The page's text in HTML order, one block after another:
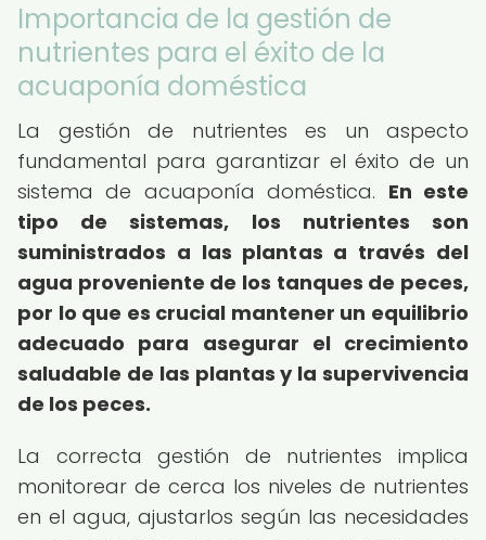
Importancia de la gestión de
nutrientes para el éxito de la
acuaponía doméstica
La gestión de nutrientes es un aspecto
fundamental para garantizar el éxito de un
sistema de acuaponía doméstica. En este
tipo de sistemas, los nutrientes son
suministrados a las plantas a través del
agua proveniente de los tanques de peces,
por lo que es crucial mantener un equilibrio
adecuado para asegurar el crecimiento
saludable de las plantas y la supervivencia
de los peces.
La correcta gestión de nutrientes implica
monitorear de cerca los niveles de nutrientes
en el agua, ajustarlos según las necesidades